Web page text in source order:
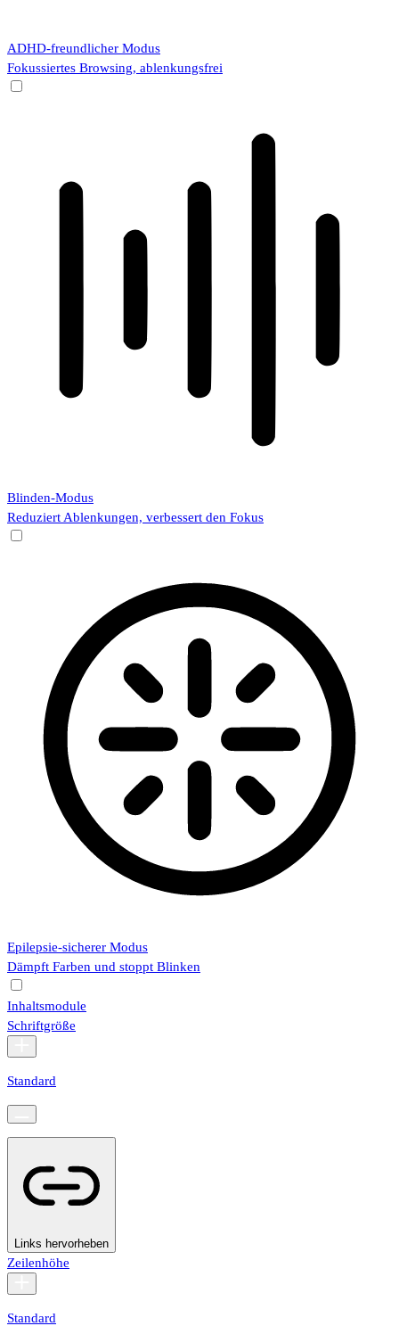
ADHD-freundlicher Modus
Fokussiertes Browsing, ablenkungsfrei
Blinden-Modus
Reduziert Ablenkungen, verbessert den Fokus
Epilepsie-sicherer Modus
Dämpft Farben und stoppt Blinken
Inhaltsmodule
Schriftgröße
Standard
Links hervorheben
Zeilenhöhe
Standard